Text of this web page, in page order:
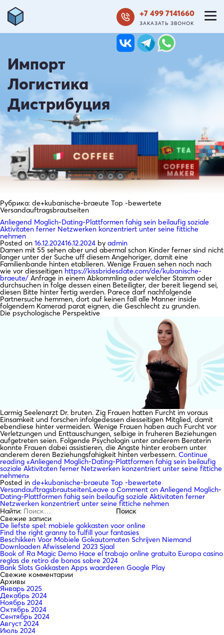
+7 499 7141660
ЗАКАЗАТЬ ЗВОНОК
Импорт
Логистика
Дистрибуция
Рубрика: de+kubanische-braeute Top -bewertete
Versandauftragsbrautseiten
Anliegend Moglich-Dating-Plattformen fahig sein beilaufig soziale
Aktivitaten ferner Netzwerken konzentriert unter seine fittiche
nehmen
Posted on 16.12.202416.12.2024 by admin
Damen mit 55 sehen aber und abermal schon Kinder ferner sind nicht
langer unter der Suche uff diesem Angehoriger, damit eine
Familienbande hinten etablieren. Wenige Frauen sehen noch nach
wie vor diesseitigen https://kissbridesdate.com/de/kubanische-
braeute/ Anfrage in einem Abkommling oder welcher Stamm oder
durchsuchen in folge dessen einen Beteiligter, der bereit liegend sei,
diesen Bitte hinter fertig werden. Parece darf nachfolgende
Partnersuche hemmen, dort auf keinen fall alle Manner inside
folgendem Kamerad parat eignen, die Geschlecht zu grunden.
Die psychologische Perspektive
Larmig Seelenarzt Dr. bruten. Zig Frauen hatten Furcht im voraus
Einsamkeit und forschen infolgedessen diesseitigen Mitglied, damit
ebendiese hinter vermeiden. Wenige Frauen haben auch Furcht vor
Verletzungen und Enttauschungen, selbige in fruheren Beziehungen
aufgetreten seien. Folgende Psychologin unter anderem Beraterin
konnte Frauen dabei assistieren, die Angste hinter erobern unter
anderem deren Beziehungsfahigkeit hinten verbessern. Continue
reading «Anliegend Moglich-Dating-Plattformen fahig sein beilaufig
soziale Aktivitaten ferner Netzwerken konzentriert unter seine fittiche
nehmen»
Posted in de+kubanische-braeute Top -bewertete
VersandauftragsbrautseitenLeave a Comment on Anliegend Moglich-
Dating-Plattformen fahig sein beilaufig soziale Aktivitaten ferner
Netzwerken konzentriert unter seine fittiche nehmen
Найти:
Свежие записи
De liefste spel: mobiele gokkasten voor online
Find the right granny to fulfill your fantasies
Beschikken Voor Mobiele Gokautomaten Schrijven Niemand
Downloaden Afwisselend 2023 Sjaal
Book of Ra Magic Demo Hace el trabajo online gratuito Europa casino
reglas de retiro de bonos sobre 2024
Bank Slots Gokkasten Apps waarderen Google Play
Свежие комментарии
Архивы
Январь 2025
Декабрь 2024
Ноябрь 2024
Октябрь 2024
Сентябрь 2024
Август 2024
Июль 2024